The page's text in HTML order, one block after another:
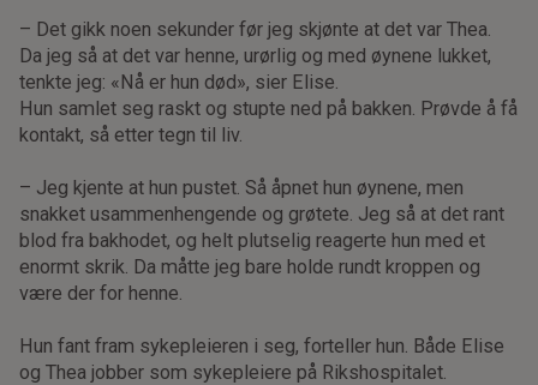
– Det gikk noen sekunder før jeg skjønte at det var Thea.
Da jeg så at det var henne, urørlig og med øynene lukket,
tenkte jeg: «Nå er hun død», sier Elise.
Hun samlet seg raskt og stupte ned på bakken. Prøvde å få
kontakt, så etter tegn til liv.
– Jeg kjente at hun pustet. Så åpnet hun øynene, men
snakket usammenhengende og grøtete. Jeg så at det rant
blod fra bakhodet, og helt plutselig reagerte hun med et
enormt skrik. Da måtte jeg bare holde rundt kroppen og
være der for henne.
Hun fant fram sykepleieren i seg, forteller hun. Både Elise
og Thea jobber som sykepleiere på Rikshospitalet.